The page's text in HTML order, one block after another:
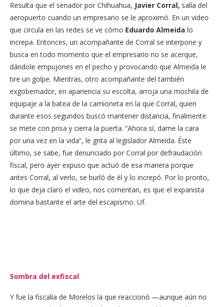
Resulta que el senador por Chihuahua, Javier Corral, salía del
aeropuerto cuando un empresario se le aproximó. En un video
que circula en las redes se ve cómo Eduardo Almeida lo
increpa. Entonces, un acompañante de Corral se interpone y
busca en todo momento que el empresario no se acerque,
dándole empujones en el pecho y provocando que Almeida le
tire un golpe. Mientras, otro acompañante del también
exgobernador, en apariencia su escolta, arroja una mochila de
equipaje a la batea de la camioneta en la que Corral, quien
durante esos segundos buscó mantener distancia, finalmente
se mete con prisa y cierra la puerta. “Ahora sí, dame la cara
por una vez en la vida”, le grita al legislador Almeida. Éste
último, se sabe, fue denunciado por Corral por defraudación
fiscal, pero ayer expuso que actuó de esa manera porque
antes Corral, al verlo, se burló de él y lo increpó. Por lo pronto,
lo que deja claro el video, nos comentan, es que el expanista
domina bastante el arte del escapismo. Uf.
Sombra del exfiscal
Y fue la fiscalía de Morelos la que reaccionó —aunque aún no